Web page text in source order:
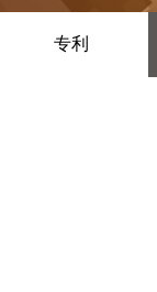
专利